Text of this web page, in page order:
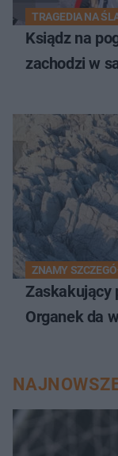
TRAGEDIA NA
Ksiądz na
zachodzi w
ZNAMY
Zaskakujący
Organek da